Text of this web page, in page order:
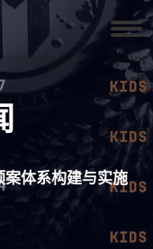
体系构建与实施